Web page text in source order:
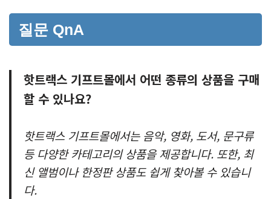
질문 QnA
핫트랙스 기프트몰에서 어떤 종류의 상품을 구매
할 수 있나요?
핫트랙스 기프트몰에서는 음악, 영화, 도서, 문구류
등 다양한 카테고리의 상품을 제공합니다. 또한, 최
신 앨범이나 한정판 상품도 쉽게 찾아볼 수 있습니
다.